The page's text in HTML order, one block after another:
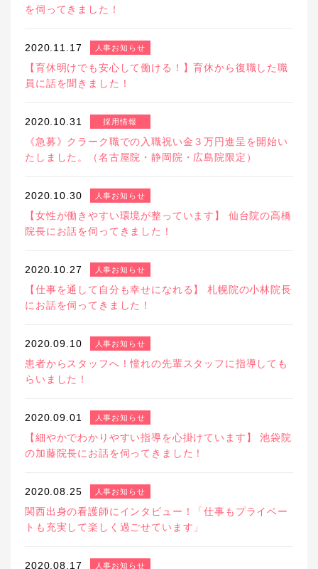
を伺ってきました！
2020.11.17 人事お知らせ
【育休明けでも安心して働ける！】育休から復職した職
員に話を聞きました！
2020.10.31 採用情報
《急募》クラーク職での入職祝い金３万円進呈を開始い
たしました。（名古屋院・静岡院・広島院限定）
2020.10.30 人事お知らせ
【女性が働きやすい環境が整っています】 仙台院の高橋
院長にお話を伺ってきました！
2020.10.27 人事お知らせ
【仕事を通して自分も幸せになれる】 札幌院の小林院長
にお話を伺ってきました！
2020.09.10 人事お知らせ
患者からスタッフへ！憧れの先輩スタッフに指導しても
らいました！
2020.09.01 人事お知らせ
【細やかでわかりやすい指導を心掛けています】 池袋院
の加藤院長にお話を伺ってきました！
2020.08.25 人事お知らせ
関西出身の看護師にインタビュー！「仕事もプライベー
トも充実して楽しく過ごせています」
2020.08.17 人事お知らせ